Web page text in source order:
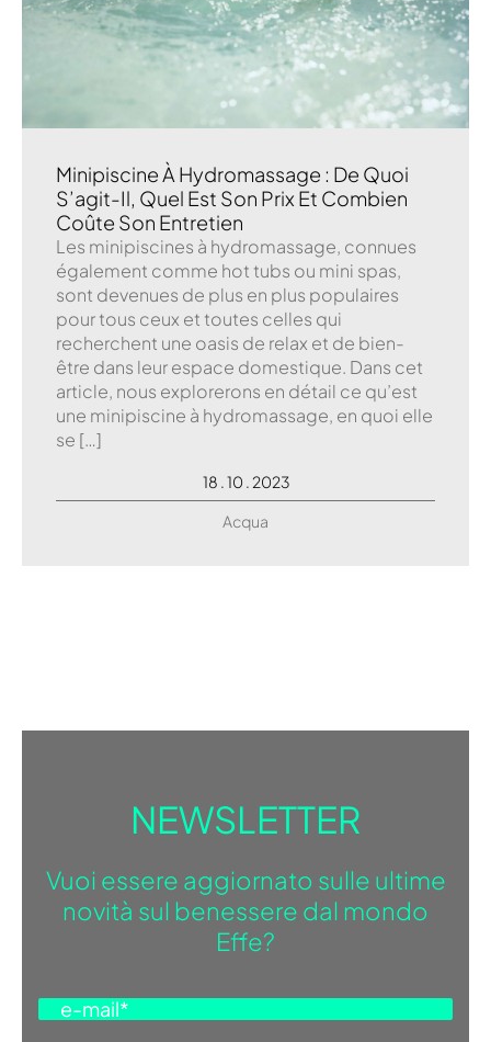
Minipiscine À Hydromassage : De Quoi
S’agit-Il, Quel Est Son Prix Et Combien
Coûte Son Entretien
Les minipiscines à hydromassage, connues
également comme hot tubs ou mini spas,
sont devenues de plus en plus populaires
pour tous ceux et toutes celles qui
recherchent une oasis de relax et de bien-
être dans leur espace domestique. Dans cet
article, nous explorerons en détail ce qu’est
une minipiscine à hydromassage, en quoi elle
se […]
18 . 10 . 2023
Acqua
NEWSLETTER
Vuoi essere aggiornato sulle ultime
novità sul benessere dal mondo
Effe?